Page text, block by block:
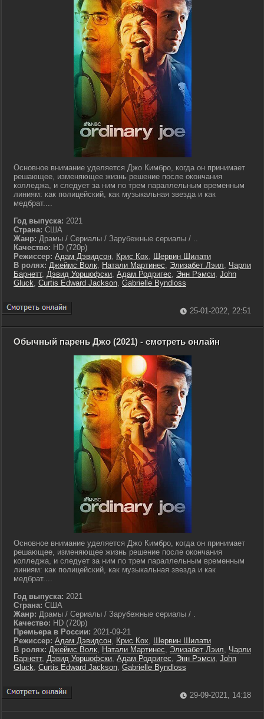
Основное внимание уделяется Джо Кимбро, когда он принимает
решающее, изменяющее жизнь решение после окончания
колледжа, и следует за ним по трем параллельным временным
линиям: как полицейский, как музыкальная звезда и как
медбрат....
Год выпуска: 2021
Страна: США
Жанр: Драмы / Сериалы / Зарубежные сериалы / ..
Качество: HD (720p)
Режиссер: Адам Дэвидсон, Крис Кох, Шервин Шилати
В ролях: Джеймс Волк, Натали Мартинес, Элизабет Лэил, Чарли
Барнетт, Дэвид Уоршофски, Адам Родригес, Энн Рэмси, John
Gluck, Curtis Edward Jackson, Gabrielle Byndloss
25-01-2022, 22:51
Обычный парень Джо (2021) - смотреть онлайн
Основное внимание уделяется Джо Кимбро, когда он принимает
решающее, изменяющее жизнь решение после окончания
колледжа, и следует за ним по трем параллельным временным
линиям: как полицейский, как музыкальная звезда и как
медбрат....
Год выпуска: 2021
Страна: США
Жанр: Драмы / Сериалы / Зарубежные сериалы / .
Качество: HD (720p)
Премьера в России: 2021-09-21
Режиссер: Адам Дэвидсон, Крис Кох, Шервин Шилати
В ролях: Джеймс Волк, Натали Мартинес, Элизабет Лэил, Чарли
Барнетт, Дэвид Уоршофски, Адам Родригес, Энн Рэмси, John
Gluck, Curtis Edward Jackson, Gabrielle Byndloss
29-09-2021, 14:18